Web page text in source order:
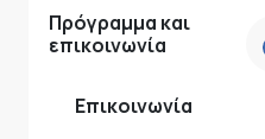
Πρόγραμμα και
επικοινωνία
Επικοινωνία